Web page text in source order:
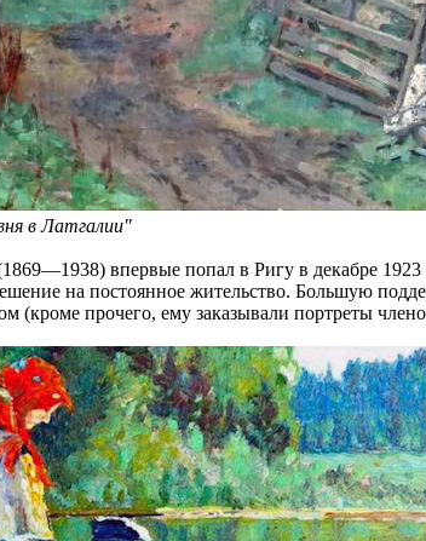
в Латгалии"
впервые попал в Ригу в декабре
на постоянное жительство. Большую
(кроме прочего, ему заказывали портреты